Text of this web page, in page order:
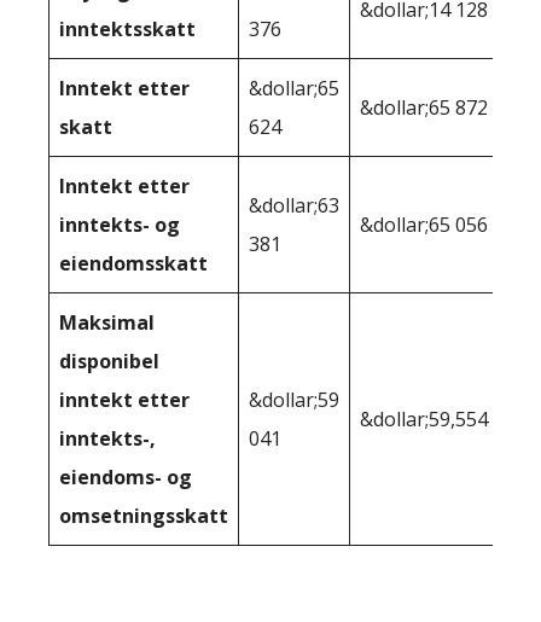
inntektsskatt
376
&dollar;14 128
Inntekt etter
skatt
&dollar;65
624
&dollar;65 872
Inntekt etter
inntekts- og
eiendomsskatt
&dollar;63
381
&dollar;65 056
Maksimal
disponibel
inntekt etter
inntekts-,
eiendoms- og
omsetningsskatt
&dollar;59
041
&dollar;59,554